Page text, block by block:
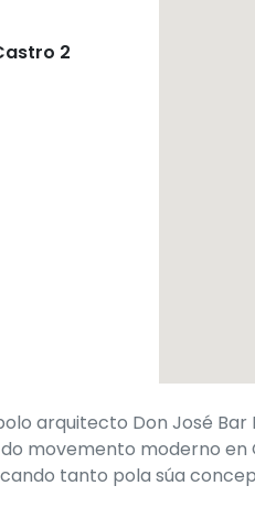
2
arquitecto Don José
movemento moderno en
tanto pola súa